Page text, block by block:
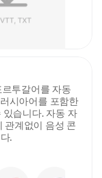
투갈어를 자동
시아어를 포함한
있습니다. 자동 자
관계없이 음성 콘
.